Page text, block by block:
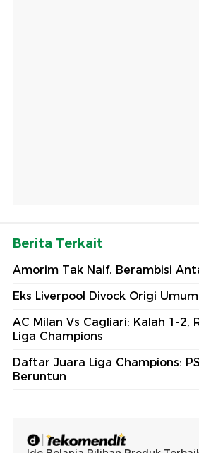
Berita Terkait
Amorim Tak Naif, Berambisi
Eks Liverpool Divock Origi
AC Milan Vs Cagliari: Kalah 1-2,
Liga Champions
Daftar Juara Liga Champions:
Beruntun